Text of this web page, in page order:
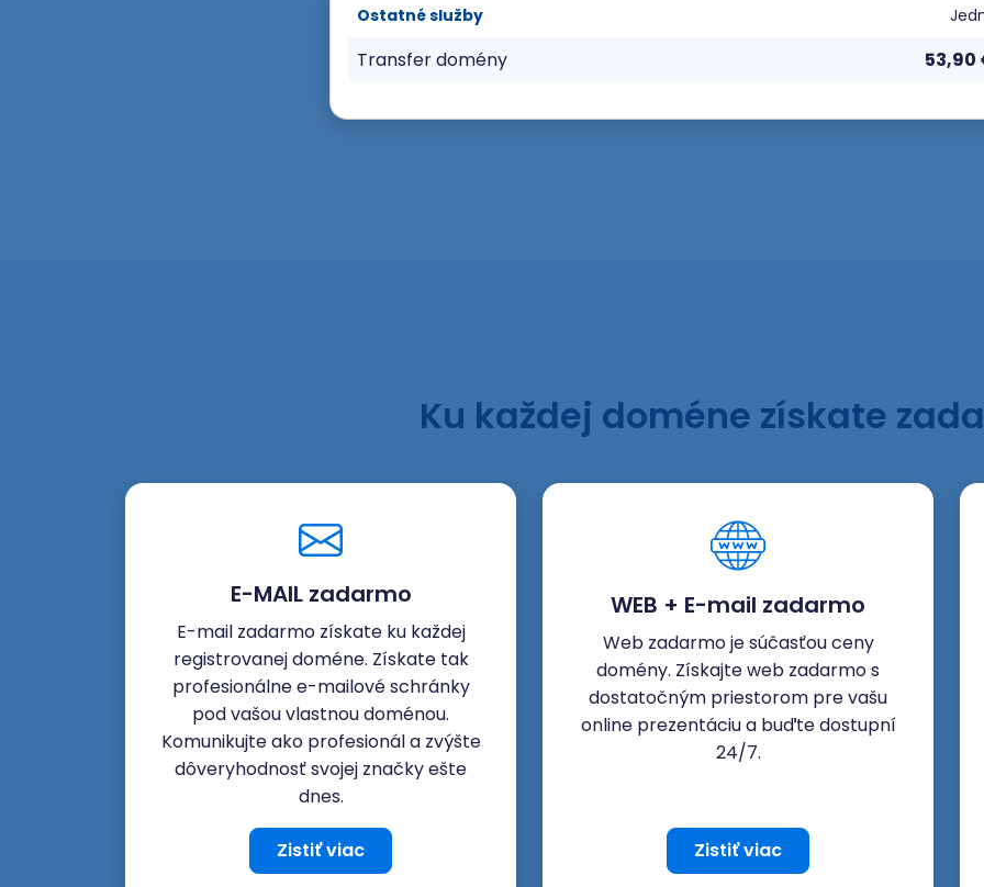
Ostatné služby
Transfer domény 53,90
Ku každej doméne získate
E-MAIL zadarmo
E-mail zadarmo získate ku každej
registrovanej doméne. Získate tak
profesionálne e-mailové schránky
pod vašou vlastnou doménou.
Komunikujte ako profesionál a zvýšte
dôveryhodnosť svojej značky ešte
dnes.
Zistiť viac
WEB + E-mail zadarmo
Web zadarmo je súčasťou ceny
domény. Získajte web zadarmo s
dostatočným priestorom pre vašu
online prezentáciu a buďte dostupní
24/7.
Zistiť viac